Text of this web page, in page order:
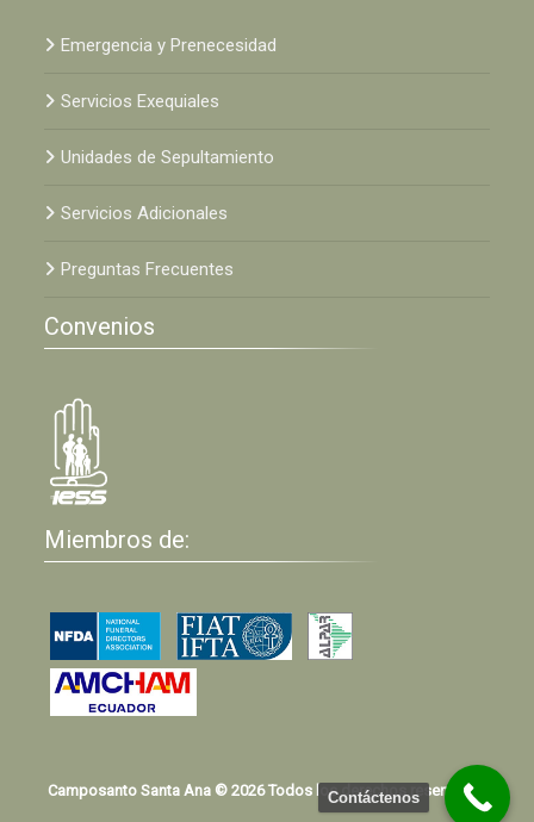
Emergencia y Prenecesidad
Servicios Exequiales
Unidades de Sepultamiento
Servicios Adicionales
Preguntas Frecuentes
Convenios
Miembros de:
Camposanto Santa Ana © 2026 Todos los derechos reservados
Contáctenos